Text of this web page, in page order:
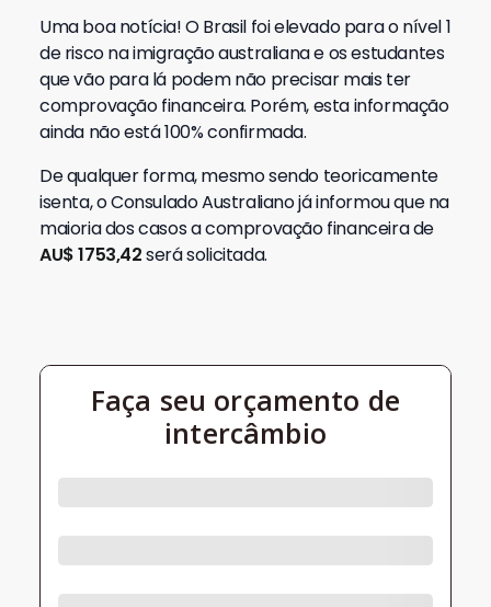
Uma boa notícia! O Brasil foi elevado para o nível 1
de risco na imigração australiana e os estudantes
que vão para lá podem não precisar mais ter
comprovação financeira. Porém, esta informação
ainda não está 100% confirmada.
De qualquer forma, mesmo sendo teoricamente
isenta, o Consulado Australiano já informou que na
maioria dos casos a comprovação financeira de
AU$ 1753,42será solicitada.